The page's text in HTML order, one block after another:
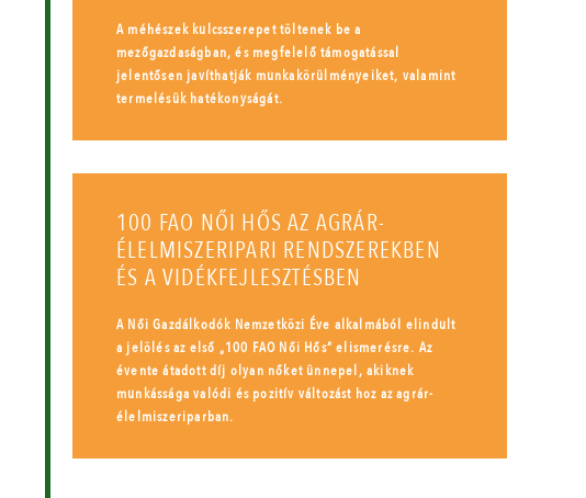
A méhészek kulcsszerepet töltenek be a
mezőgazdaságban, és megfelelő támogatással
jelentősen javíthatják munkakörülményeiket, valamint
termelésük hatékonyságát.
100 FAO NŐI HŐS AZ AGRÁR-
ÉLELMISZERIPARI RENDSZEREKBEN
ÉS A VIDÉKFEJLESZTÉSBEN
A Női Gazdálkodók Nemzetközi Éve alkalmából elindult
a jelölés az első „100 FAO Női Hős” elismerésre. Az
évente átadott díj olyan nőket ünnepel, akiknek
munkássága valódi és pozitív változást hoz az agrár-
élelmiszeriparban.